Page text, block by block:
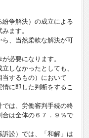
争解決）の成立による
ます。
、当然柔軟な解決が可
必要になります。
しなかったとしても、
当するもの）において
に即した判断をするこ
は、労働審判手続の終
は全体の６７．９％で
訟）では、「和解」は